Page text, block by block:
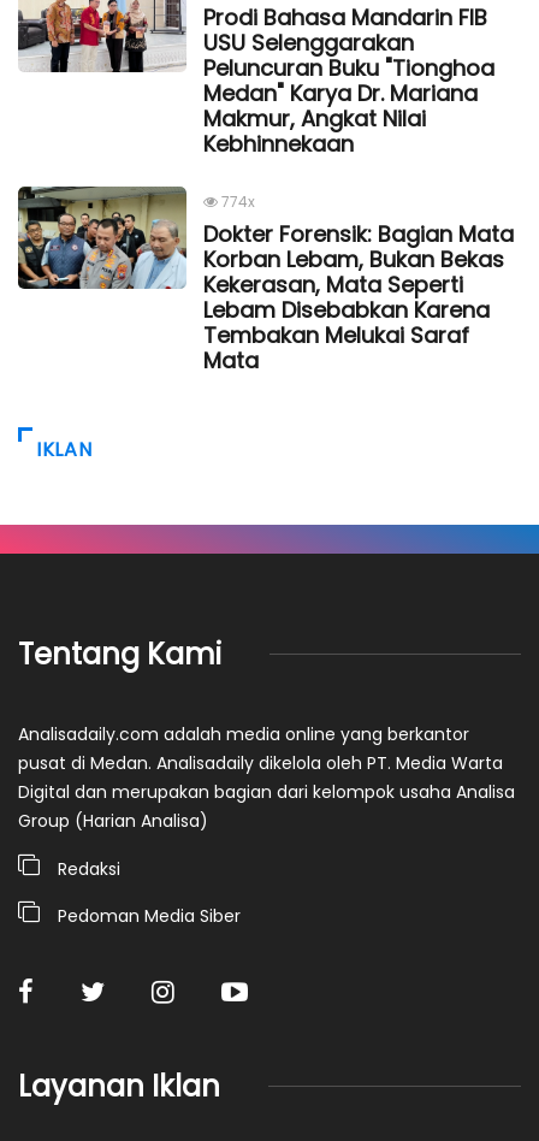
Prodi Bahasa Mandarin FIB
USU Selenggarakan
Peluncuran Buku "Tionghoa
Medan" Karya Dr. Mariana
Makmur, Angkat Nilai
Kebhinnekaan
774x
Dokter Forensik: Bagian Mata
Korban Lebam, Bukan Bekas
Kekerasan, Mata Seperti
Lebam Disebabkan Karena
Tembakan Melukai Saraf
Mata
IKLAN
Tentang Kami
Analisadaily.com adalah media online yang berkantor
pusat di Medan. Analisadaily dikelola oleh PT. Media Warta
Digital dan merupakan bagian dari kelompok usaha Analisa
Group (Harian Analisa)
Redaksi
Pedoman Media Siber
Layanan Iklan